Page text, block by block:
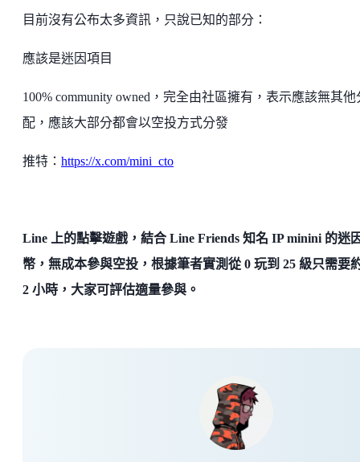
目前沒有公布太多資訊，只說已知的部分：
應該是迷因項目
100% community owned，完全由社區擁有，表示應該無其他
配，應該大部分都會以空投方式分發
推特： https://x.com/mini_cto
Line 上的點擊遊戲，結合 Line Friends 知名 IP minini 的迷
幣，無成本參與空投，根據筆者實測從 0 玩到 25 級只需要
2 小時，大家可評估適量參與。